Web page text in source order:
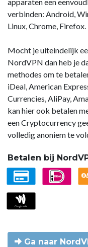
verbinden: Android,
Linux, Chrome, Firefox.
Mocht je uiteindelijk
NordVPN dan heb je
methodes om te
iDeal, American
Currencies, AliPay,
kan hier ook betalen
een Cryptocurrency
volledig anoniem te
Betalen bij
Ga naar